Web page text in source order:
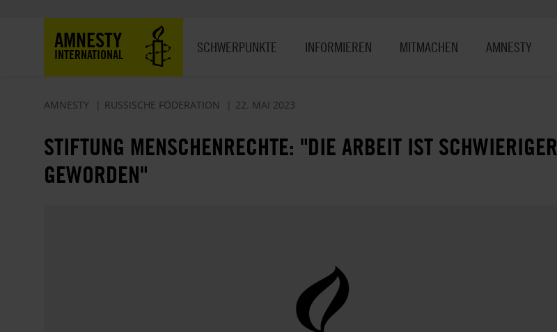
AMNESTY
INTERNATIONAL SCHWERPUNKTE INFORMIEREN MITMACHEN AMNESTY
AMNESTY RUSSISCHE FÖDERATION 22. MAI 2023
STIFTUNG MENSCHENRECHTE: "DIE ARBEIT IST SCHWIERIGER
GEWORDEN"